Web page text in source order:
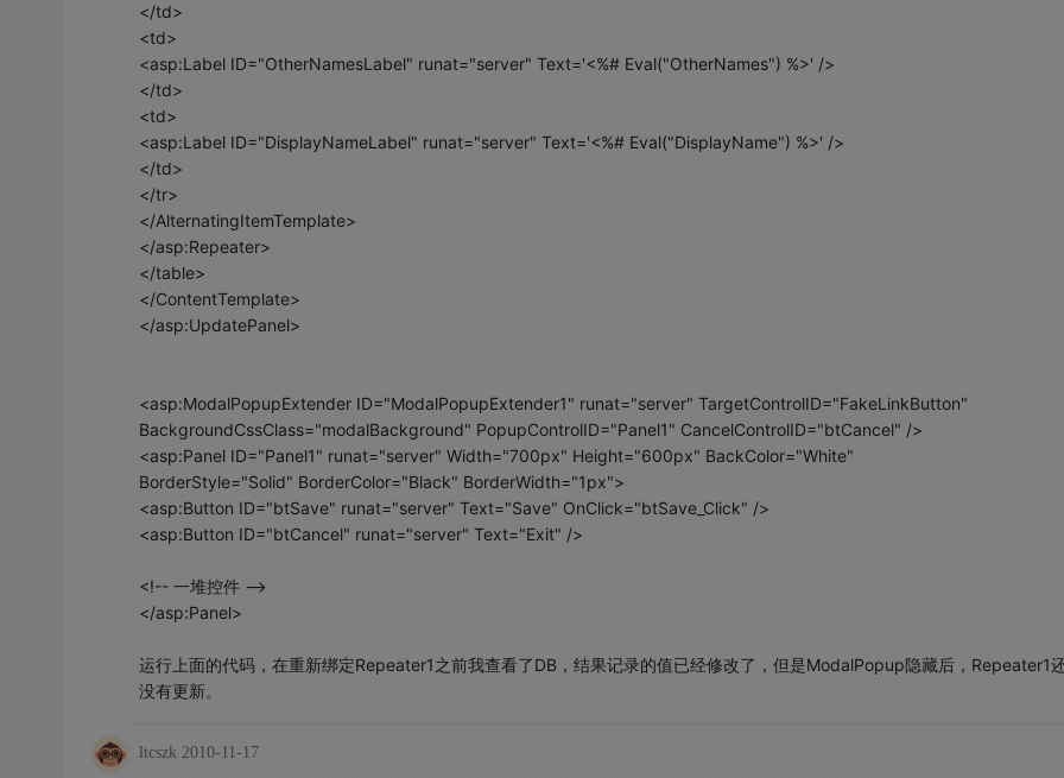
</td>
<td>
<asp:Label ID="OtherNamesLabel" runat="server" Text='<%# Eval("OtherNames") %>' />
</td>
<td>
<asp:Label ID="DisplayNameLabel" runat="server" Text='<%# Eval("DisplayName") %>' />
</td>
</tr>
</AlternatingItemTemplate>
</asp:Repeater>
</table>
</ContentTemplate>
</asp:UpdatePanel>
<asp:ModalPopupExtender ID="ModalPopupExtender1" runat="server" TargetControlID="FakeLinkButton"
BackgroundCssClass="modalBackground" PopupControlID="Panel1" CancelControlID="btCancel" />
<asp:Panel ID="Panel1" runat="server" Width="700px" Height="600px" BackColor="White"
BorderStyle="Solid" BorderColor="Black" BorderWidth="1px">
<asp:Button ID="btSave" runat="server" Text="Save" OnClick="btSave_Click" />
<asp:Button ID="btCancel" runat="server" Text="Exit" />
<!-- 一堆控件 -->
</asp:Panel>
运行上面的代码，在重新绑定Repeater1之前我查看了DB，结果记录的值已经修改了，但是ModalPopup隐藏后，Repeater1
没有更新。
ltcszk 2010-11-17